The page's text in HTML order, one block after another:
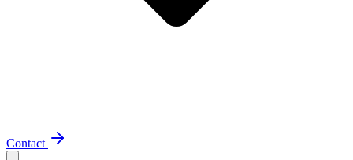
Contact